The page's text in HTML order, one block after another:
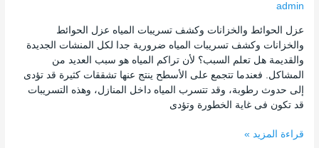
admin
عزل الحوائط والخزانات وكشف تسريبات المياه عزل الحوائط
والخزانات وكشف تسريبات المياه ضرورية جدا لكل المنشات الجديدة
والقديمة هل تعلم السبب؟ لأن تراكم المياه هو سبب العديد من
المشاكل. فعندما تتجمع على الأسطح ينتج عنها تشققات كثيرة قد تؤدى
إلى حدوث رطوبة، وقد تتسرب المياه داخل المنازل، وهذه التسريبات
قد تكون فى غاية الخطورة وتؤدى
قراءة المزيد »